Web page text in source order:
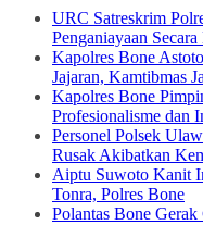
URC Satreskrim
Penganiayaan Secara
Kapolres Bone
Jajaran, Kamtibmas
Kapolres Bone
Profesionalisme dan
Personel Polsek
Rusak Akibatkan
Aiptu Suwoto Kanit
Tonra, Polres Bone
Polantas Bone